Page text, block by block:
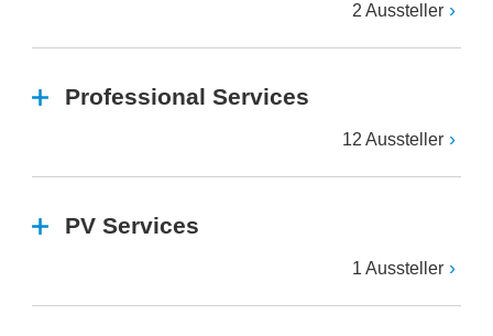
2 Aussteller
Professional Services
12 Aussteller
PV Services
1 Aussteller